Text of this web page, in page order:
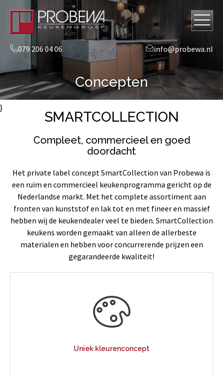
079 206 04 06 info@probewa.nl
Concepten
}
SMARTCOLLECTION
Compleet, commercieel en goed
doordacht
Het private label concept SmartCollection van Probewa is
een ruim en commercieel keukenprogramma gericht op de
Nederlandse markt. Met het complete assortiment aan
fronten van kunststof en lak tot en met fineer en massief
hebben wij de keukendealer veel te bieden. SmartCollection
keukens worden gemaakt van alleen de allerbeste
materialen en hebben voor concurrerende prijzen een
gegarandeerde kwaliteit!
Uniek kleurenconcept